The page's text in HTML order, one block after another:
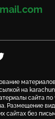
Telegramна Twitter
на
сайта
Размещение
сайтах без